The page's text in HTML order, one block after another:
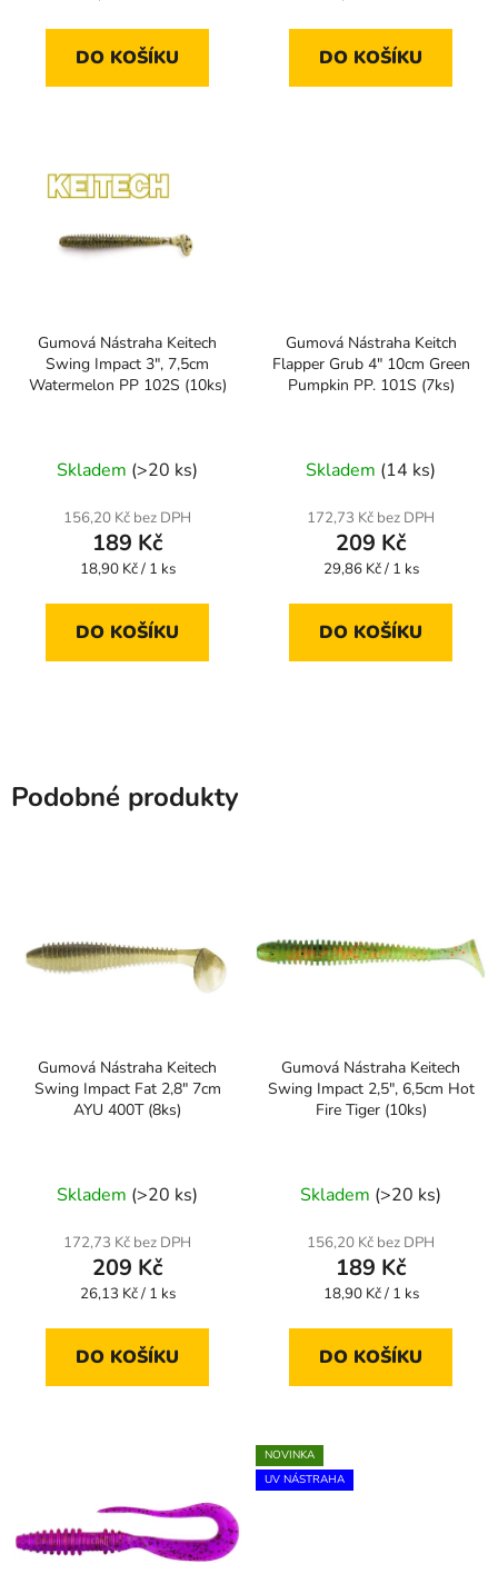
DO KOŠÍKU DO KOŠÍKU
Gumová Nástraha Keitech
Swing Impact 3", 7,5cm
Watermelon PP 102S (10ks)
Skladem (>20 ks)
156,20 Kč bez DPH
189 Kč
Měrná
18,90 Kč / 1 ks
DO KOŠÍKU
Gumová Nástraha Keitch
Flapper Grub 4" 10cm Green
Pumpkin PP. 101S (7ks)
Skladem (14 ks)
172,73 Kč bez DPH
209 Kč
Měrná
29,86 Kč / 1 ks
DO KOŠÍKU
Podobné produkty
Gumová Nástraha Keitech
Swing Impact Fat 2,8" 7cm
AYU 400T (8ks)
Skladem (>20 ks)
172,73 Kč bez DPH
209 Kč
Měrná
26,13 Kč / 1 ks
DO KOŠÍKU
Gumová Nástraha Keitech
Swing Impact 2,5", 6,5cm Hot
Fire Tiger (10ks)
Skladem (>20 ks)
156,20 Kč bez DPH
189 Kč
Měrná
18,90 Kč / 1 ks
DO KOŠÍKU
NOVINKA
UV NÁSTRAHA